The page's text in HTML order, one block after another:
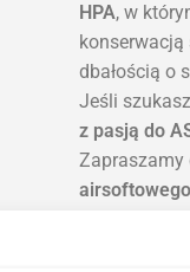
HPA, w
dbałością o
Jeśli
z pasją do
Zapraszamy